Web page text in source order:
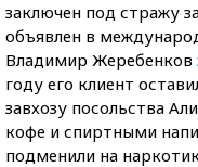
заключен под стражу
объявлен в
Владимир Жеребенков
году его клиент
завхозу посольства
кофе и спиртными
подменили на